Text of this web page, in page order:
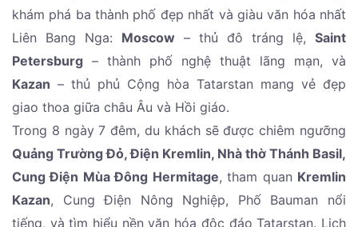
khám phá ba thành phố đẹp nhất và giàu văn hóa nhất
Liên Bang Nga: Moscow – thủ đô tráng lệ, Saint
Petersburg – thành phố nghệ thuật lãng mạn, và
Kazan – thủ phủ Cộng hòa Tatarstan mang vẻ đẹp
giao thoa giữa châu Âu và Hồi giáo.
Trong 8 ngày 7 đêm, du khách sẽ được chiêm ngưỡng
Quảng Trường Đỏ, Điện Kremlin, Nhà thờ Thánh Basil,
Cung Điện Mùa Đông Hermitage, tham quan Kremlin
Kazan, Cung Điện Nông Nghiệp, Phố Bauman nổi
tiếng, và tìm hiểu nền văn hóa độc đáo Tatarstan. Lịch